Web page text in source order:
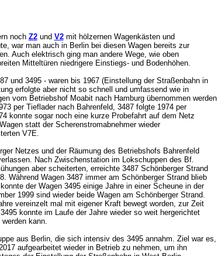
noch Z2und V2mit hölzernen Wagenkästen und
war man auch in Berlin bei diesen Wagen bereits zur
Auch elektrisch ging man andere Wege, wie oben
Mitteltüren niedrigere Einstiegs- und Bodenhöhen.
und 3495 - waren bis 1967 (Einstellung der Straßenbahn in
erfolgte aber nicht so schnell und umfassend wie in
vom Betriebshof Moabit nach Hamburg übernommen werden
per Tieflader nach Bahrenfeld, 3487 folgte 1974 per
konnte sogar noch eine kurze Probefahrt auf dem Netz
statt der Scherenstromabnehmer wieder
V7E.
Netzes und der Räumung des Betriebshofs Bahrenfeld
Nach Zwischenstation im Lokschuppen des Bf.
aber scheiterten, erreichte 3487 Schönberger Strand
Während Wagen 3487 immer am Schönberger Strand blieb
der Wagen 3495 einige Jahre in einer Scheune in der
1999 sind wieder beide Wagen am Schönberger Strand.
vereinzelt mal mit eigener Kraft bewegt worden, zur Zeit
konnte im Laufe der Jahre wieder so weit hergerichtet
kann.
aus Berlin, die sich intensiv des 3495 annahm. Ziel war es,
aufgearbeitet wieder in Betrieb zu nehmen, um ihn